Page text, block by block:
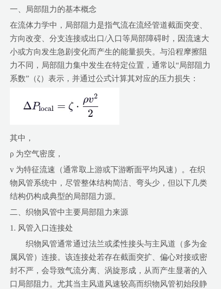
一、局部阻力的基本概念
在流体力学中，局部阻力是指气流在流经管道截面突变、
方向改变、分支连接或出口/入口等局部障碍时，因流速大
小或方向发生急剧变化而产生的能量损失。与沿程摩擦阻
力不同，局部阻力集中发生在特定位置，通常以“局部阻力
系数”（ζ）表示，并通过公式计算其对应的压力损失：
其中，
ρ 为空气密度，
v 为特征流速（通常取上游或下游断面平均风速）。在织
物风管系统中，尽管整体结构简洁、弯头少，但以下几类
结构仍构成典型的局部阻力源。
二、织物风管中主要局部阻力来源
1. 风管入口连接处
织物风管通常通过法兰或柔性接头与主风道（多为金
属风管）连接。该连接处若存在截面突扩、偏心对接或密
封不严，会导致气流分离、涡旋形成，从而产生显著的入
口局部阻力。尤其当主风道风速较高而织物风管初始段静